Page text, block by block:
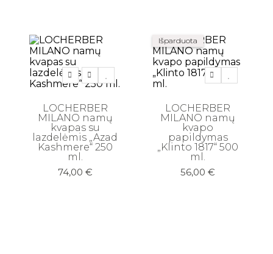
LOCHERBER
MILANO namų
kvapas su
lazdelėmis „Azad
Kashmere“ 250
ml.
74,00 €
Išparduota
LOCHERBER
MILANO namų
kvapo
papildymas
„Klinto 1817“ 500
ml.
56,00€